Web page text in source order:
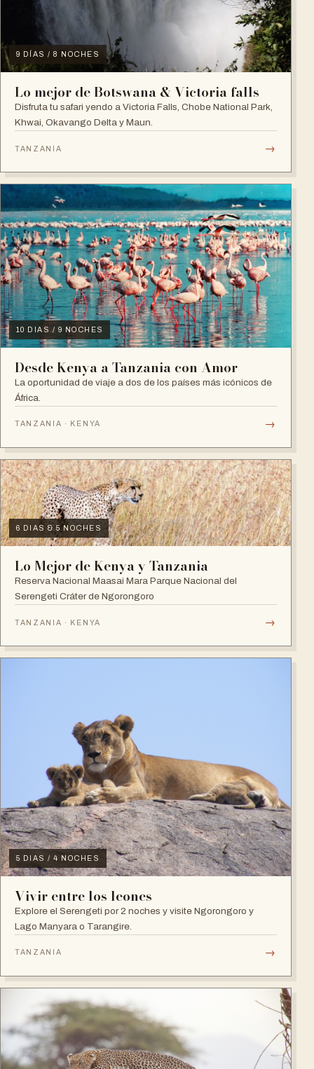
9 DÍAS / 8 NOCHES
Lo mejor de Botswana & Victoria falls
Disfruta tu safari yendo a Victoria Falls, Chobe National Park,
Khwai, Okavango Delta y Maun.
TANZANIA →
10 DIAS / 9 NOCHES
Desde Kenya a Tanzania con Amor
La oportunidad de viaje a dos de los países más icónicos de
África.
TANZANIA · KENYA →
6 DIAS & 5 NOCHES
Lo Mejor de Kenya y Tanzania
Reserva Nacional Maasai Mara Parque Nacional del
Serengeti Cráter de Ngorongoro
TANZANIA · KENYA →
5 DIAS / 4 NOCHES
Vivir entre los leones
Explore el Serengeti por 2 noches y visite Ngorongoro y
Lago Manyara o Tarangire.
TANZANIA →